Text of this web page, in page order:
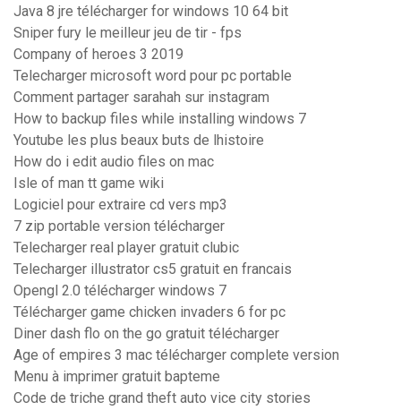
Java 8 jre télécharger for windows 10 64 bit
Sniper fury le meilleur jeu de tir - fps
Company of heroes 3 2019
Telecharger microsoft word pour pc portable
Comment partager sarahah sur instagram
How to backup files while installing windows 7
Youtube les plus beaux buts de lhistoire
How do i edit audio files on mac
Isle of man tt game wiki
Logiciel pour extraire cd vers mp3
7 zip portable version télécharger
Telecharger real player gratuit clubic
Telecharger illustrator cs5 gratuit en francais
Opengl 2.0 télécharger windows 7
Télécharger game chicken invaders 6 for pc
Diner dash flo on the go gratuit télécharger
Age of empires 3 mac télécharger complete version
Menu à imprimer gratuit bapteme
Code de triche grand theft auto vice city stories